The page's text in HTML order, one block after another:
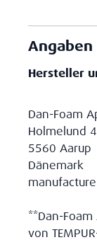
Hersteller
Dan-Foam
Holmelund
5560 Aarup
Dänemark
**Dan-
von